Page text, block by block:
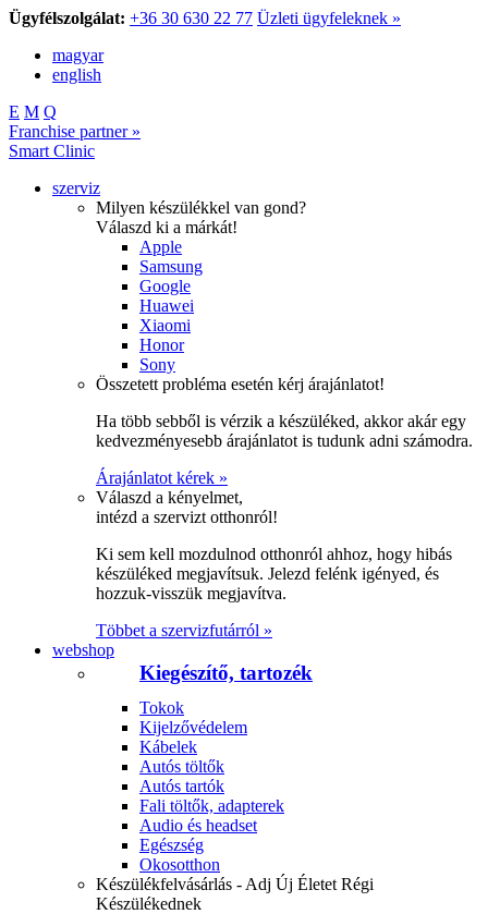
Ügyfélszolgálat: +36 30 630 22 77 Üzleti ügyfeleknek »
magyar
english
E M Q
Franchise partner »
Smart Clinic
szerviz
Milyen készülékkel van gond?
Válaszd ki a márkát!
Apple
Samsung
Google
Huawei
Xiaomi
Honor
Sony
Összetett probléma esetén kérj árajánlatot!
Ha több sebből is vérzik a készüléked, akkor akár egy
kedvezményesebb árajánlatot is tudunk adni számodra.
Árajánlatot kérek »
Válaszd a kényelmet,
intézd a szervizt otthonról!
Ki sem kell mozdulnod otthonról ahhoz, hogy hibás
készüléked megjavítsuk. Jelezd felénk igényed, és
hozzuk-visszük megjavítva.
Többet a szervizfutárról »
webshop
Kiegészítő, tartozék
Tokok
Kijelzővédelem
Kábelek
Autós töltők
Autós tartók
Fali töltők, adapterek
Audio és headset
Egészség
Okosotthon
Készülékfelvásárlás - Adj Új Életet Régi
Készülékednek